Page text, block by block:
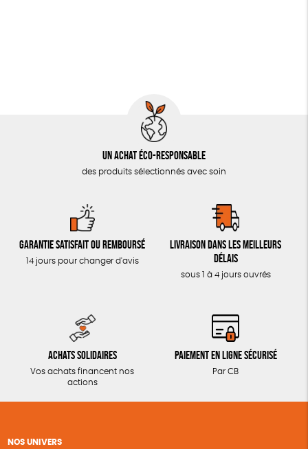
Un achat éco-responsable
des produits sélectionnés avec soin
Garantie satisfait ou remboursé
14 jours pour changer d'avis
Livraison dans les meilleurs
délais
sous 1 à 4 jours ouvrés
Achats solidaires
Vos achats financent nos
actions
Paiement en ligne sécurisé
Par CB
NOS UNIVERS